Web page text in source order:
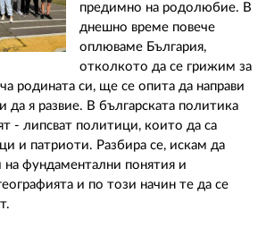
предимно на родолюбие. В
днешно време повече
оплюваме България,
отколкото да се грижим за
родината си, ще се опита да направи
да я развие. В българската политика
- липсват политици, които да са
и патриоти. Разбира се, искам да
на фундаментални понятия и
и по този начин те да се